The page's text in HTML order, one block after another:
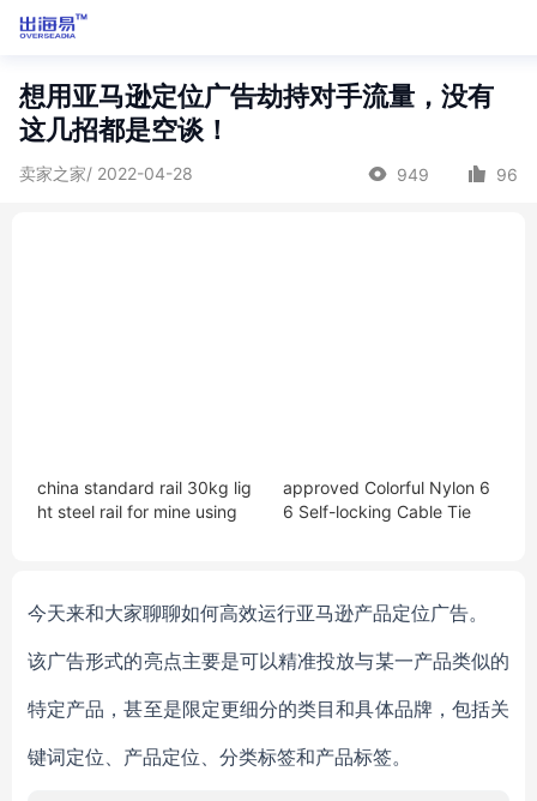
想用亚马逊定位广告劫持对手流量，没有
这几招都是空谈！
卖家之家/ 2022-04-28 949 96
china standard rail 30kg lig
ht steel rail for mine using
approved Colorful Nylon 6
6 Self-locking Cable Tie
今天来和大家聊聊如何高效运行亚马逊产品定位广告。
该广告形式的亮点主要是可以精准投放与某一产品类似的
特定产品，甚至是限定更细分的类目和具体品牌，包括关
键词定位、产品定位、分类标签和产品标签。